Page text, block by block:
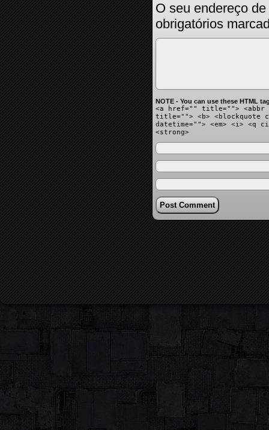
O seu endereço
obrigatórios
NOTE - You can use these HTML
<a href="" title=""> <abbr
title=""> <b> <blockquote
datetime=""> <em> <i> <q
<strong>